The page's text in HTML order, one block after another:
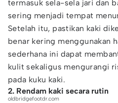
termasuk sela-sela jari dan
sering menjadi tempat
Setelah itu, pastikan kaki
benar kering menggunakan
sederhana ini dapat
kulit sekaligus mengurangi
pada kuku kaki.
2. Rendam kaki secara rutin
oldbridgefootdr.com